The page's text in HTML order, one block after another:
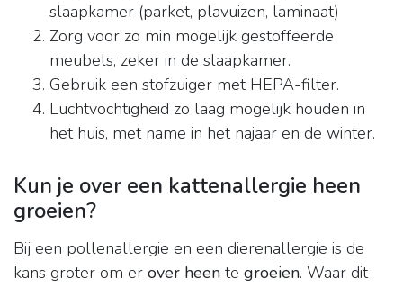
slaapkamer (parket, plavuizen, laminaat)
Zorg voor zo min mogelijk gestoffeerde
meubels, zeker in de slaapkamer.
Gebruik een stofzuiger met HEPA-filter.
Luchtvochtigheid zo laag mogelijk houden in
het huis, met name in het najaar en de winter.
Kun je over een kattenallergie heen
groeien?
Bij een pollenallergie en een dierenallergie is de
kans groter om er over heen te groeien. Waar dit